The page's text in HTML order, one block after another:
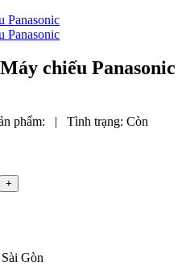
chiếu Panasonic
phẩm: | Tình trạng: Còn
+
Gòn